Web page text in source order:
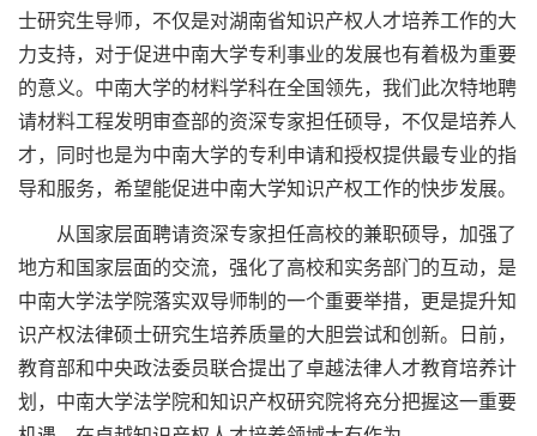
士研究生导师，不仅是对湖南省知识产权人才培养工作的大
力支持，对于促进中南大学专利事业的发展也有着极为重要
的意义。中南大学的材料学科在全国领先，我们此次特地聘
请材料工程发明审查部的资深专家担任硕导，不仅是培养人
才，同时也是为中南大学的专利申请和授权提供最专业的指
导和服务，希望能促进中南大学知识产权工作的快步发展。
从国家层面聘请资深专家担任高校的兼职硕导，加强了
地方和国家层面的交流，强化了高校和实务部门的互动，是
中南大学法学院落实双导师制的一个重要举措，更是提升知
识产权法律硕士研究生培养质量的大胆尝试和创新。日前，
教育部和中央政法委员联合提出了卓越法律人才教育培养计
划，中南大学法学院和知识产权研究院将充分把握这一重要